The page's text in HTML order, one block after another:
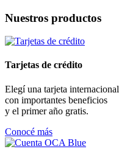
Nuestros productos
Tarjetas de crédito
Elegí una tarjeta internacional
con importantes beneficios
y el primer año gratis.
Conocé más